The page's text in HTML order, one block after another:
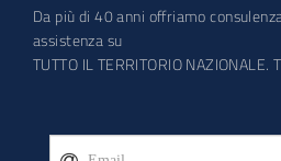
Da più di 40 anni offriamo
assistenza su
TUTTO IL TERRITORIO